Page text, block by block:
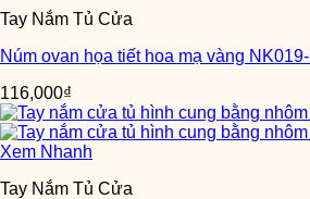
Tay Nắm Tủ Cửa
Núm ovan họa tiết hoa mạ vàng
116,000₫
Xem Nhanh
Tay Nắm Tủ Cửa